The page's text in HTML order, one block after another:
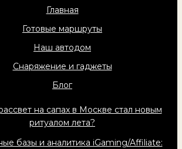
Главная
Готовые маршруты
Наш автодом
Снаряжение и гаджеты
Блог
на сапах в Москве стал новым
ритуалом лета?
базы и аналитика iGaming/Affiliate: